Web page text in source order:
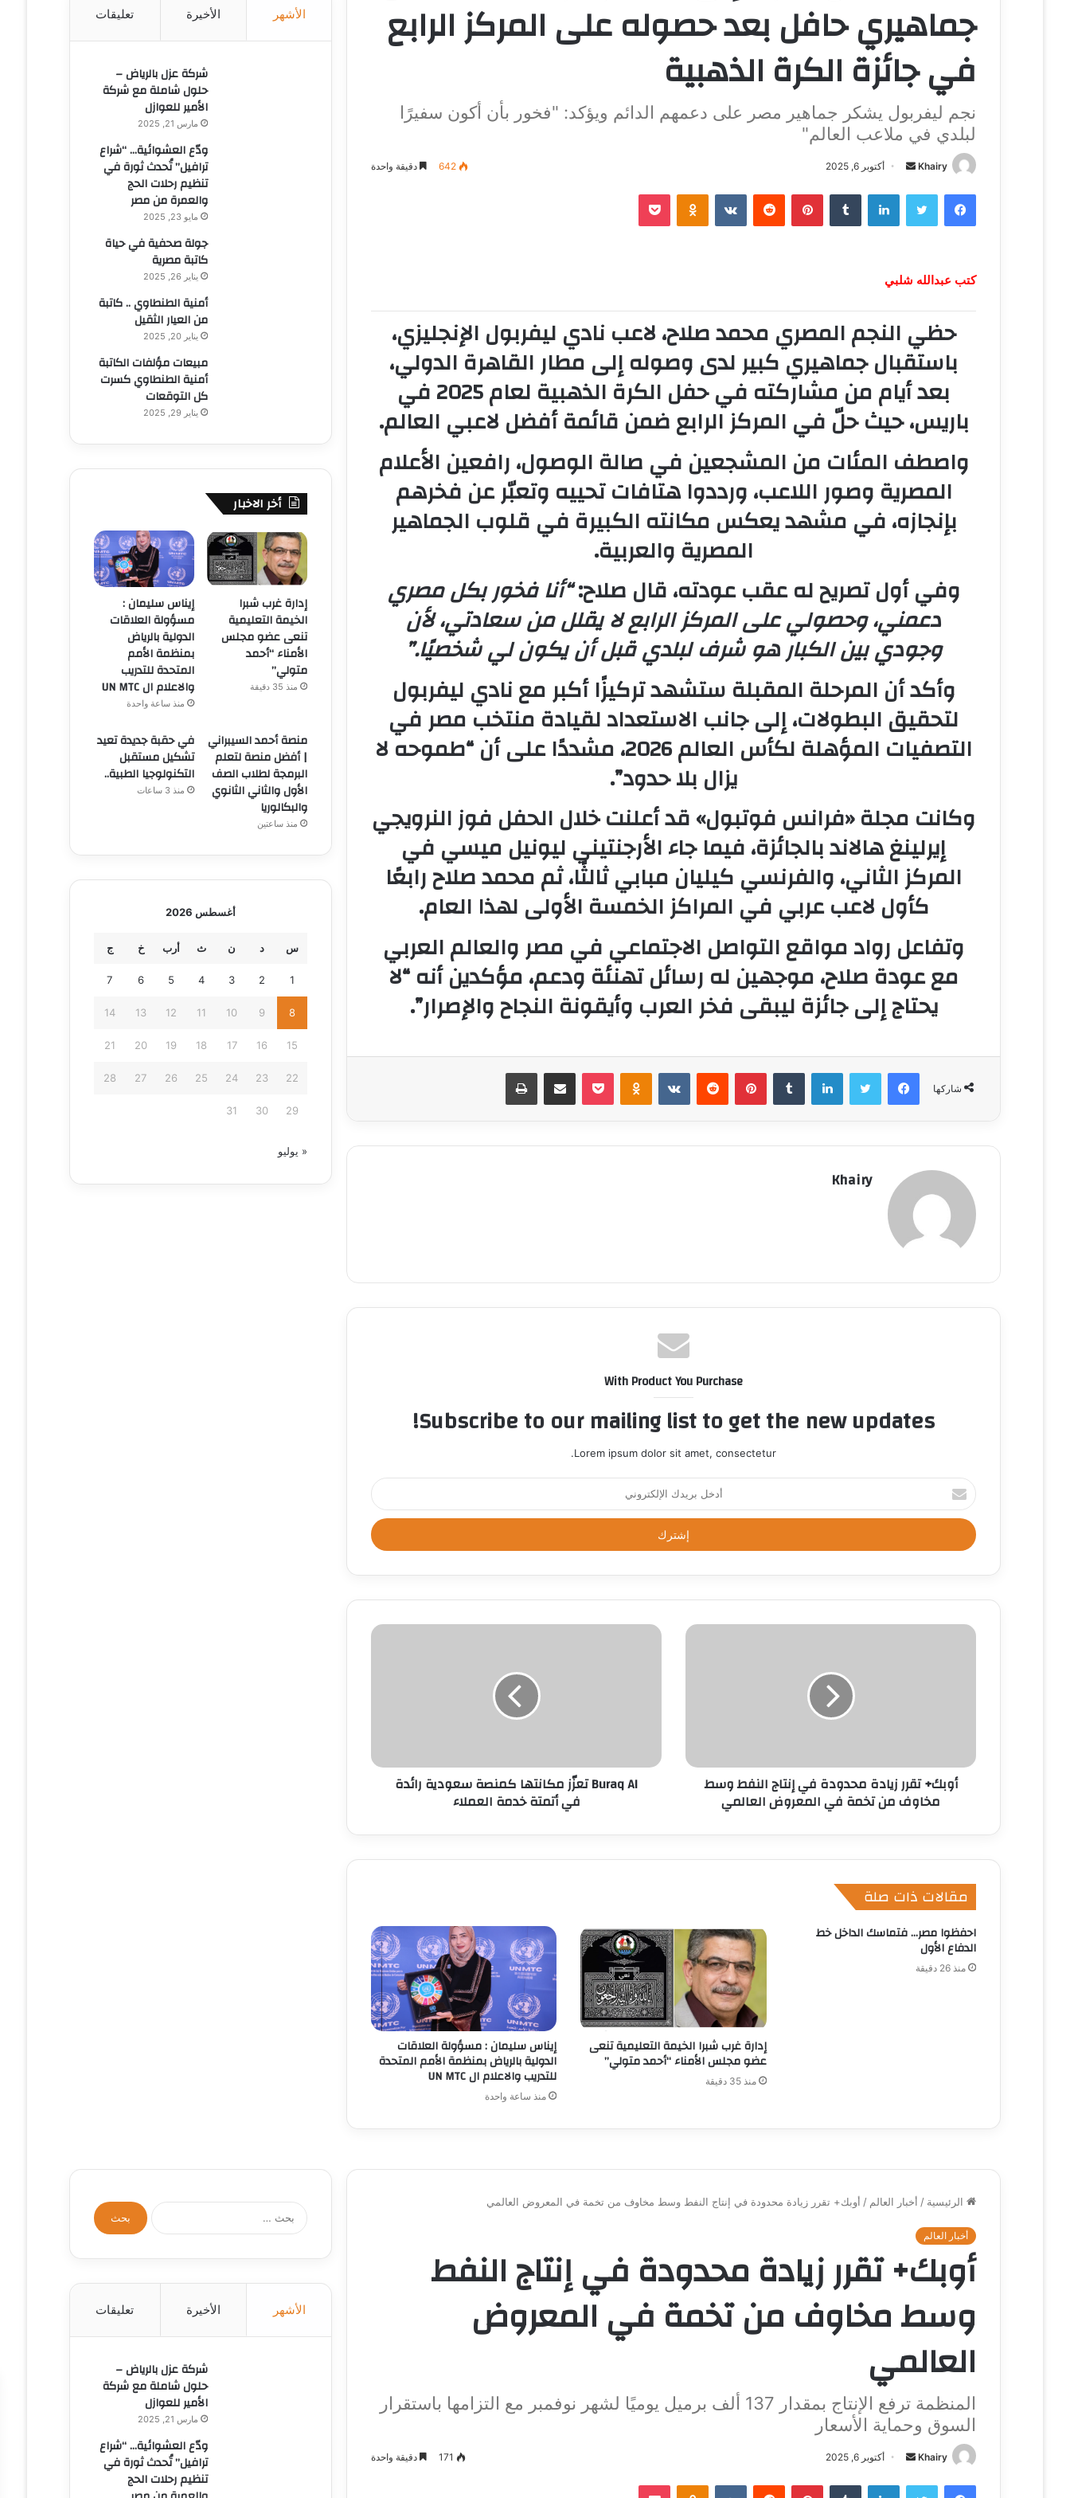
جماهيري حافل بعد حصوله على المركز الرابع
في جائزة الكرة الذهبية
نجم ليفربول يشكر جماهير مصر على دعمهم الدائم ويؤكد: "فخور بأن أكون سفيرًا
لبلدي في ملاعب العالم"
Khairy
أ
ل
ي
ل
ي
ا
أكتوبر 6, 2025 642 دقيقة واحدة
فيسبوك تويتر لينكدإن ‏Tumblr بينتيريست ‏Reddit
‏VKontakte
Odnoklassniki بوكيت
كتب عبدالله شلبي
حظي النجم المصري محمد صلاح، لاعب نادي ليفربول الإنجليزي،
باستقبال جماهيري كبير لدى وصوله إلى مطار القاهرة الدولي،
بعد أيام من مشاركته في حفل الكرة الذهبية لعام 2025 في
باريس، حيث حلّ في المركز الرابعضمن قائمة أفضل لاعبي العالم.
واصطف المئات من المشجعين في صالة الوصول، رافعين الأعلام
المصرية وصور اللاعب، ورددوا هتافات تحييه وتعبّر عن فخرهم
بإنجازه، في مشهد يعكس مكانته الكبيرة في قلوب الجماهير
المصرية والعربية.
وفي أول تصريح له عقب عودته، قال صلاح:“أنا فخور بكل مصري
دعمني، وحصولي على المركز الرابع لا يقلل من سعادتي، لأن
وجودي بين الكبار هو شرف لبلدي قبل أن يكون لي شخصيًا.”
وأكد أن المرحلة المقبلة ستشهدتركيزًا أكبر مع نادي ليفربول
لتحقيق البطولات، إلى جانب الاستعداد لقيادة منتخب مصرفي
التصفيات المؤهلة لكأس العالم 2026، مشددًا على أن “طموحه لا
يزال بلا حدود”.
وكانت مجلة«فرانس فوتبول»قد أعلنت خلال الحفل فوز النرويجي
إيرلينغ هالاندبالجائزة، فيما جاء الأرجنتيني ليونيل ميسي في
المركز الثاني، والفرنسي كيليان مبابيثالثًا، ثم محمد صلاح رابعًا
كأول لاعب عربي في المراكز الخمسة الأولى لهذا العام.
وتفاعل رواد مواقع التواصل الاجتماعي في مصر والعالم العربي
مع عودة صلاح، موجهين له رسائل تهنئة ودعم، مؤكدين أنه “لا
يحتاج إلى جائزة ليبقى فخر العرب وأيقونة النجاح والإصرار”.
شاركها
فيسبوك تويتر لينكدإن ‏Tumblr بينتيريست ‏Reddit
‏VKontakte
Odnoklassniki بوكيت مشاركة عبر البريد طباعة
Khairy
With Product You Purchase
Subscribe to our mailing list to get the new updates!
Lorem ipsum dolor sit amet, consectetur.
أ
د
خ
ل
د
ا
أوبك+ تقرر زيادة محدودة في إنتاج النفط وسط
مخاوف من تخمة في المعروض العالمي
Buraq AI تعزّز مكانتها كمنصة سعودية رائدة
في أتمتة خدمة العملاء
مقالات ذات صلة
احفظوا مصر… فتماسك الداخل خط
الدفاع الأول
منذ 26 دقيقة
إدارة غرب شبرا الخيمة التعليمية تنعى
عضو مجلس الأمناء “أحمد متولي”
منذ 35 دقيقة
إيناس سليمان : مسؤولة العلاقات
الدولية بالرياض بمنظمة الأمم المتحدة
للتدريب والاعلام ال UN MTC
منذ ساعة واحدة
الأشهر الأخيرة تعليقات
شركة عزل بالرياض –
حلول شاملة مع شركة
الأمير للعوازل
مارس 21, 2025
ودّع العشوائية… “شراع
ترافيل” تُحدث ثورة في
تنظيم رحلات الحج
والعمرة من مصر
مايو 23, 2025
جولة صحفية في حياة
كاتبة مصرية
يناير 26, 2025
أمنية الطنطاوي .. كاتبة
من العيار الثقيل
يناير 20, 2025
مبيعات مؤلفات الكاتبة
أمنية الطنطاوي كسرت
كل التوقعات
يناير 29, 2025
أخر الاخبار
إدارة غرب شبرا
الخيمة التعليمية
تنعى عضو مجلس
الأمناء “أحمد
متولي”
منذ 35 دقيقة
إيناس سليمان :
مسؤولة العلاقات
الدولية بالرياض
بمنظمة الأمم
المتحدة للتدريب
والاعلام ال UN MTC
منذ ساعة واحدة
منصة أحمد السيبراني
| أفضل منصة لتعلم
البرمجة لطلاب الصف
الأول والثاني الثانوي
والبكالوريا
منذ ساعتين
في حقبة جديدة تعيد
تشكيل مستقبل
التكنولوجيا الطبية..
منذ 3 ساعات
أغسطس 2026
س د ن ث أرب خ ج
1
2
3
4
5
6
7
8
9
10
11
12
13
14
15
16
17
18
19
20
21
22
23
24
25
26
27
28
29
30
31
« يوليو